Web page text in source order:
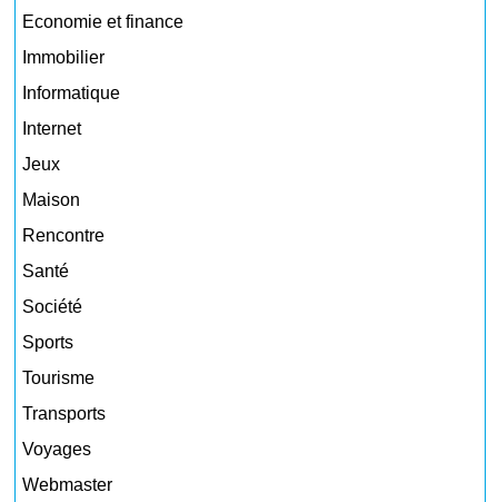
Economie et finance
Immobilier
Informatique
Internet
Jeux
Maison
Rencontre
Santé
Société
Sports
Tourisme
Transports
Voyages
Webmaster